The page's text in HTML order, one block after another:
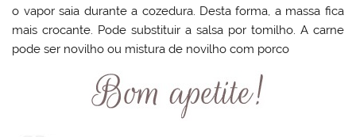
o vapor saia durante a cozedura. Desta forma, a massa fica
mais crocante. Pode substituir a salsa por tomilho. A carne
pode ser novilho ou mistura de novilho com porco